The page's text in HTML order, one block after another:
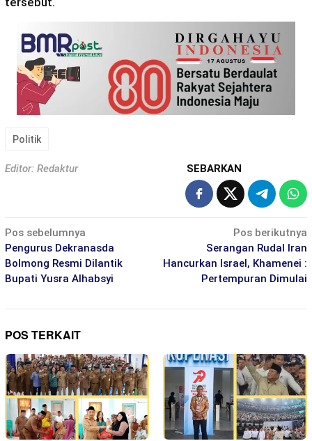
Politik
Editor: Redaktur SEBARKAN
Navigasi
pos
Pos sebelumnya
Pengurus Dekranasda
Bolmong Resmi Dilantik
Bupati Yusra Alhabsyi
Pos berikutnya
Serangan Rudal Iran
Hancurkan Israel, Khamenei :
Pertempuran Dimulai
POS TERKAIT